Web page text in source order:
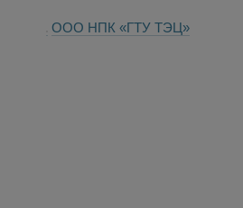
ООО НПК «ГТУ ТЭЦ»